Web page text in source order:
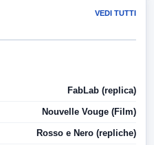
VEDI TUTTI
FabLab (replica)
Nouvelle Vouge (Film)
Rosso e Nero (repliche)